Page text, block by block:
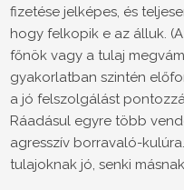
fizetése jelképes, és
hogy felkopik e az álluk.
főnök vagy a tulaj
gyakorlatban szintén
a jó felszolgálást
Ráadásul egyre több
agresszív borravaló-
tulajoknak jó, senki